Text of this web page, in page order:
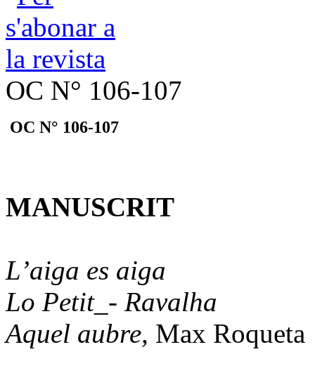
OC N° 106-107
OC N° 106-107
MANUSCRIT
L’aiga es aiga
Lo Petit_- Ravalha
Aquel aubre, Max Roqueta